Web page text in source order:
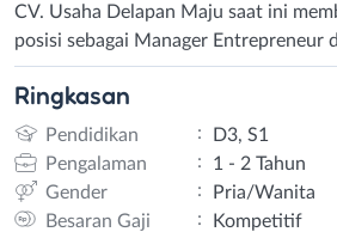
CV. Usaha Delapan Maju saat ini
posisi sebagai Manager Entrepreneur
Ringkasan
Pendidikan :
D3, S1
Pengalaman
:
1 - 2 Tahun
Gender
:
Pria/Wanita
Besaran Gaji
:
Kompetitif